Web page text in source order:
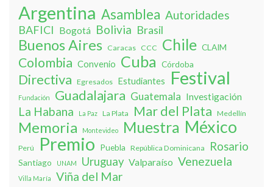
Argentina Asamblea Autoridades
BAFICI Bogotá Bolivia Brasil
Buenos Aires Caracas CCC Chile CLAIM
Colombia Convenio Cuba Córdoba
Directiva Egresados Estudiantes Festival
Fundación Guadalajara Guatemala Investigación
La Habana La Paz La Plata Mar del Plata Medellín
Memoria Montevideo Muestra México
Perú Premio Puebla República Dominicana Rosario
Santiago UNAM Uruguay Valparaíso Venezuela
Villa Marí­a Viña del Mar